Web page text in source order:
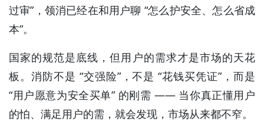
过审”，领消已经在和用户聊 “怎么护安全、怎么省成
本”。
国家的规范是底线，但用户的需求才是市场的天花
板。消防不是 “交强险”，不是 “花钱买凭证”，而是
“用户愿意为安全买单” 的刚需 —— 当你真正懂用户
的怕、满足用户的需，就会发现，市场从来都不窄。